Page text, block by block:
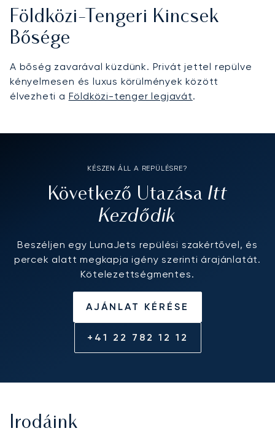
Földközi-Tengeri Kincsek
Bősége
A bőség zavarával küzdünk. Privát jettel repülve
kényelmesen és luxus körülmények között
élvezheti a Földközi-tenger legjavát.
KÉSZEN ÁLL A REPÜLÉSRE?
Következő Utazása Itt
Kezdődik
Beszéljen egy LunaJets repülési szakértővel, és
percek alatt megkapja igény szerinti árajánlatát.
Kötelezettségmentes.
AJÁNLAT KÉRÉSE
+41 22 782 12 12
Irodáink